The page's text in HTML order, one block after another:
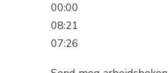
00:00
08:21
07:26